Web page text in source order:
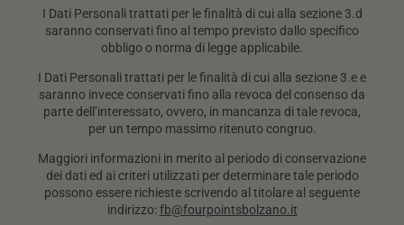
I Dati Personali trattati per le finalità di cui alla sezione 3.d
saranno conservati fino al tempo previsto dallo specifico
obbligo o norma di legge applicabile.
I Dati Personali trattati per le finalità di cui alla sezione 3.e e
saranno invece conservati fino alla revoca del consenso da
parte dell’interessato, ovvero, in mancanza di tale revoca,
per un tempo massimo ritenuto congruo.
Maggiori informazioni in merito al periodo di conservazione
dei dati ed ai criteri utilizzati per determinare tale periodo
possono essere richieste scrivendo al titolare al seguente
indirizzo:fb@fourpointsbolzano.it